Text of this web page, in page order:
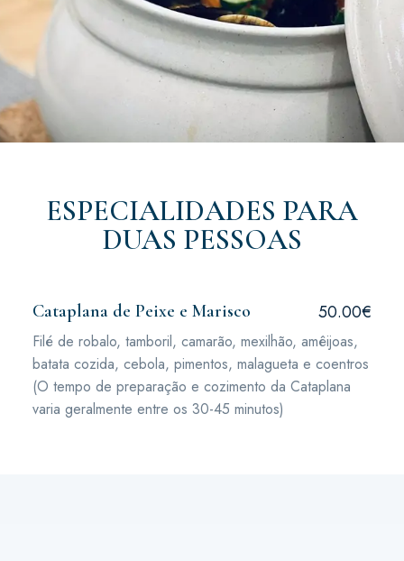
ESPECIALIDADES PARA
DUAS PESSOAS
Cataplana de Peixe e Marisco 50.00€
Filé de robalo, tamboril, camarão, mexilhão, amêijoas,
batata cozida, cebola, pimentos, malagueta e coentros
(O tempo de preparação e cozimento da Cataplana
varia geralmente entre os 30-45 minutos)